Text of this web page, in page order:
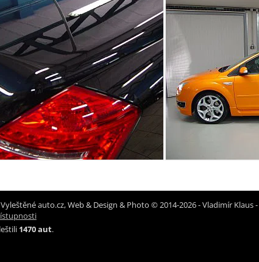
auto.cz, Web & Design & Photo © 2014-2026 - Vladimír Klaus -
1470 aut.